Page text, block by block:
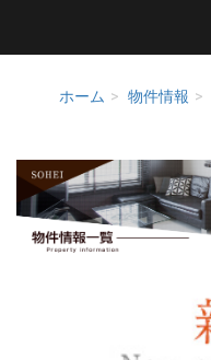
ホーム 物件情報